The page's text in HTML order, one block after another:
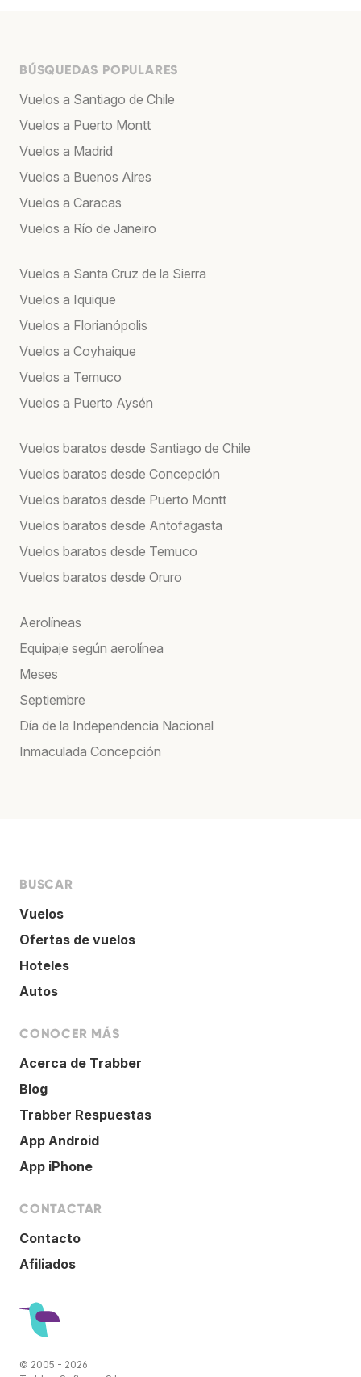
BÚSQUEDAS POPULARES
Vuelos a Santiago de Chile
Vuelos a Puerto Montt
Vuelos a Madrid
Vuelos a Buenos Aires
Vuelos a Caracas
Vuelos a Río de Janeiro
Vuelos a Santa Cruz de la Sierra
Vuelos a Iquique
Vuelos a Florianópolis
Vuelos a Coyhaique
Vuelos a Temuco
Vuelos a Puerto Aysén
Vuelos baratos desde Santiago de Chile
Vuelos baratos desde Concepción
Vuelos baratos desde Puerto Montt
Vuelos baratos desde Antofagasta
Vuelos baratos desde Temuco
Vuelos baratos desde Oruro
Aerolíneas
Equipaje según aerolínea
Meses
Septiembre
Día de la Independencia Nacional
Inmaculada Concepción
BUSCAR
Vuelos
Ofertas de vuelos
Hoteles
Autos
CONOCER MÁS
Acerca de Trabber
Blog
Trabber Respuestas
App Android
App iPhone
CONTACTAR
Contacto
Afiliados
© 2005 - 2026